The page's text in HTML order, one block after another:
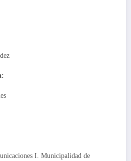
I. Municipalidad de